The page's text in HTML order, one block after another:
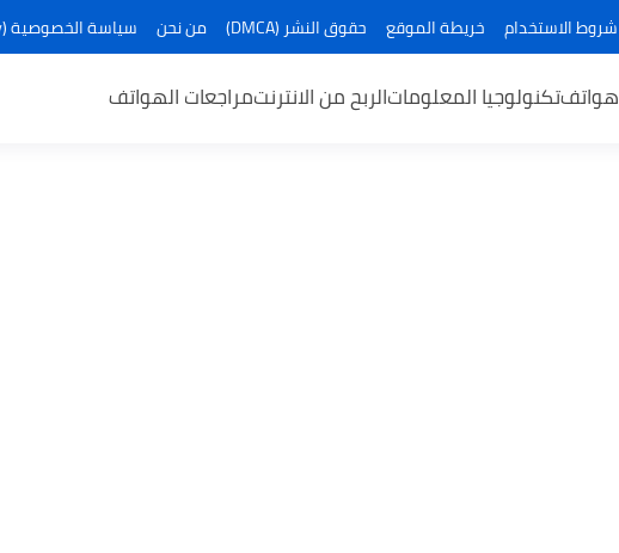
شروط الاستخدام خريطة الموقع حقوق النشر (DMCA) من نحن سياسة الخصوصية (Privacy Policy)
هواتفتكنولوجيا المعلوماتالربح من الانترنتمراجعات الهواتف